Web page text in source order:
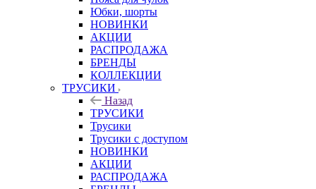
Юбки, шорты
НОВИНКИ
АКЦИИ
РАСПРОДАЖА
БРЕНДЫ
КОЛЛЕКЦИИ
ТРУСИКИ
Назад
ТРУСИКИ
Трусики
Трусики с доступом
НОВИНКИ
АКЦИИ
РАСПРОДАЖА